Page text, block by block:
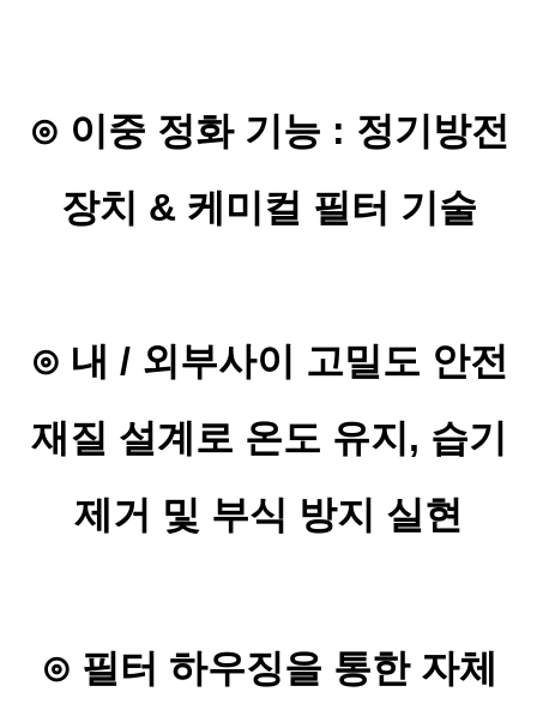
⊙ 이중 정화 기능 : 정기방전
장치 & 케미컬 필터 기술
⊙ 내 / 외부사이 고밀도 안전
재질 설계로 온도 유지, 습기
제거 및 부식 방지 실현
⊙ 필터 하우징을 통한 자체